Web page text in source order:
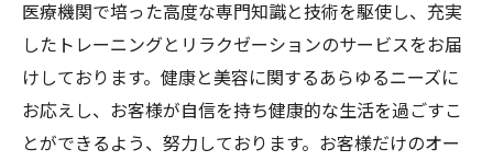
医療機関で培った高度な専門知識と技術を駆使し、充実
したトレーニングとリラクゼーションのサービスをお届
けしております。健康と美容に関するあらゆるニーズに
お応えし、お客様が自信を持ち健康的な生活を過ごすこ
とができるよう、努力しております。お客様だけのオー